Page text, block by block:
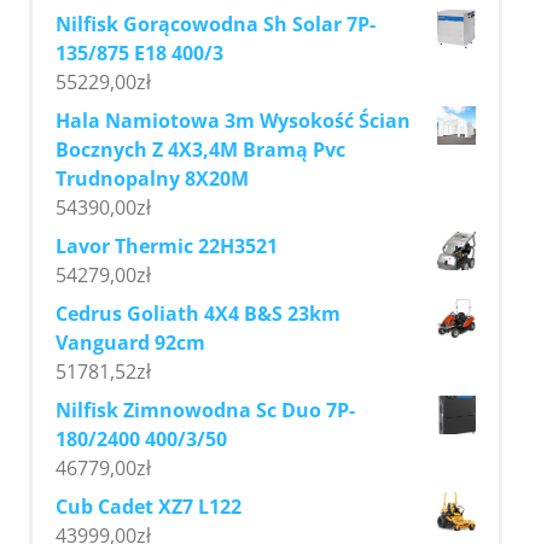
Nilfisk Gorącowodna Sh Solar 7P-
135/875 E18 400/3
55229,00zł
Hala Namiotowa 3m Wysokość Ścian
Bocznych Z 4X3,4M Bramą Pvc
Trudnopalny 8X20M
54390,00zł
Lavor Thermic 22H3521
54279,00zł
Cedrus Goliath 4X4 B&S 23km
Vanguard 92cm
51781,52zł
Nilfisk Zimnowodna Sc Duo 7P-
180/2400 400/3/50
46779,00zł
Cub Cadet XZ7 L122
43999,00zł